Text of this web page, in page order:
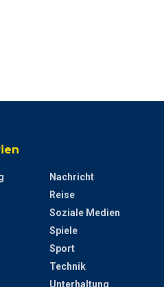
Nachricht
Reise
Soziale Medien
Spiele
Sport
Technik
Unterhaltung